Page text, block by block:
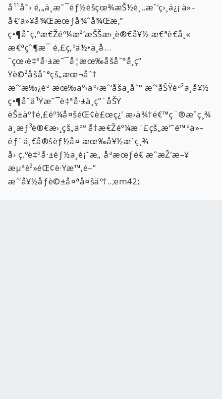
å¹¹å˜› é‚„ä¸æ˜¯éƒ½èšçœ¾æŠ½è¸..æˆ‘ç›¸ä¿¡ ä»–
å€‘ä»¥å¾Œæœƒå¾ˆå¾Œæ‚”
ç•¶åˆç‚ºæ€Žéº¼æ²’æŠŠæ›¸è®€å¥½ æ€ªè€å¸«
æ€ªçˆ¶æ¯ é‚£ç‚ºä½•ä¸å…
ˆçœ‹è‡ªå·±æ˜¯å¦æœ‰åšåˆ°å­¸ç”
Ÿè©²åšåˆ°çš„æœ¬åˆ†
æˆ‘æ‰¿èª æœ‰äº›äº‹æˆ‘åšä¸åˆ° æˆ‘åŠŸèª²ä¸å¥½
ç•¶åˆä¹Ÿæ˜¯è‡ªå·±ä¸ç”¨åŠŸ
èŠ±äº†é‚£éº¼å¤šéŒ¢è£œç¿’ æ›ä¾†é€™ç¨®æˆç¸¾
ä¸æƒ³è®€æ›¸çš„äºº å†æ€Žéº¼æ¨£çš„æ‘˜é™ªä»–
éƒ¨ä¸€å®šèƒ½å¤ æœ‰å¥½æˆç¸¾
å› ç‚ºè‡ªå·±éƒ½ä¸é¡˜æ„ åªæœƒé€ æˆæŽ’æ–¥
æµªè²»éŒ¢è·Ÿæ™‚é–“
æˆ‘å¥½åƒè©±å¤ªå¤šäº†..;em42;